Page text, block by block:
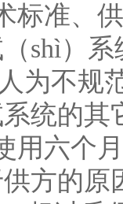
标准、
shì）
为不规
统的其
用六个
方的原